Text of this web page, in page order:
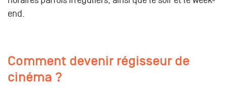
end.
Comment devenir régisseur de
cinéma ?